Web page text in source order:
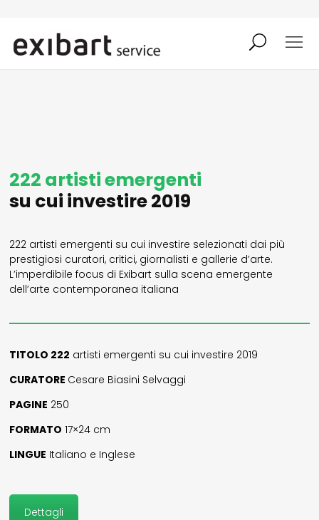
contatti
il mio account
222 artisti emergenti
su cui investire 2019
222 artisti emergenti su cui investire selezionati dai più
prestigiosi curatori, critici, giornalisti e gallerie d’arte.
L’imperdibile focus di Exibart sulla scena emergente
dell’arte contemporanea italiana
TITOLO 222 artisti emergenti su cui investire 2019
CURATORE Cesare Biasini Selvaggi
PAGINE 250
FORMATO 17×24 cm
LINGUE Italiano e Inglese
Dettagli